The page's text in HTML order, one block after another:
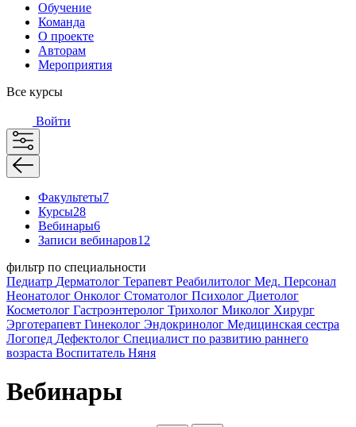
Обучение
Команда
О проекте
Авторам
Мероприятия
Все курсы
Войти
Факультеты7
Курсы28
Вебинары6
Записи вебинаров12
фильтр по специальности
Педиатр Дерматолог Терапевт Реабилитолог Мед. Персонал
Неонатолог Онколог Стоматолог Психолог Диетолог
Косметолог Гастроэнтеролог Трихолог Миколог Хирург
Эрготерапевт Гинеколог Эндокринолог Медицинская сестра
Логопед Дефектолог Специалист по развитию раннего
возраста Воспитатель Няня
Вебинары